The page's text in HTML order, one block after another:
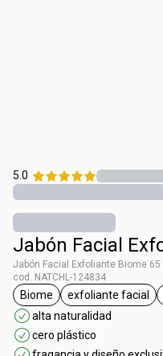
5.0
Jabón Facial
Jabón Facial Exfoliante Biome 65
cod. NATCHL-124834
general.tag Biome
Biome exfoliante facial
alta naturalidad
cero plástico